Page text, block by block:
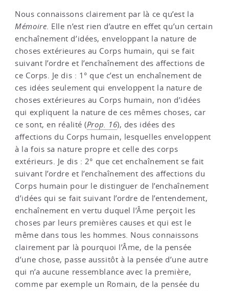
Nous connaissons clairement par là ce qu’est la
Mémoire. Elle n’est rien d’autre en effet qu’un certain
enchaînement d’idées, enveloppant la nature de
choses extérieures au Corps humain, qui se fait
suivant l’ordre et l’enchaînement des affections de
ce Corps. Je dis : 1° que c’est un enchaînement de
ces idées seulement qui enveloppent la nature de
choses extérieures au Corps humain, non d’idées
qui expliquent la nature de ces mêmes choses, car
ce sont, en réalité (Prop. 16), des idées des
affections du Corps humain, lesquelles enveloppent
à la fois sa nature propre et celle des corps
extérieurs. Je dis : 2° que cet enchaînement se fait
suivant l’ordre et l’enchaînement des affections du
Corps humain pour le distinguer de l’enchaînement
d’idées qui se fait suivant l’ordre de l’entendement,
enchaînement en vertu duquel l’Âme perçoit les
choses par leurs premières causes et qui est le
même dans tous les hommes. Nous connaissons
clairement par là pourquoi l’Âme, de la pensée
d’une chose, passe aussitôt à la pensée d’une autre
qui n’a aucune ressemblance avec la première,
comme par exemple un Romain, de la pensée du